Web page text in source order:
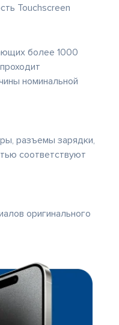
Touchscreen
более 1000
номинальной
разъемы зарядки,
соответствуют
оригинального